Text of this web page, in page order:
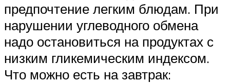
предпочтение легким блюдам. При
нарушении углеводного обмена
надо остановиться на продуктах с
низким гликемическим индексом.
Что можно есть на завтрак: